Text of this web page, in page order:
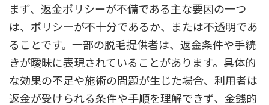
まず、返金ポリシーが不備である主な要因の一つ
は、ポリシーが不十分であるか、または不透明であ
ることです。一部の脱毛提供者は、返金条件や手続
きが曖昧に表現されていることがあります。具体的
な効果の不足や施術の問題が生じた場合、利用者は
返金が受けられる条件や手順を理解できず、金銭的